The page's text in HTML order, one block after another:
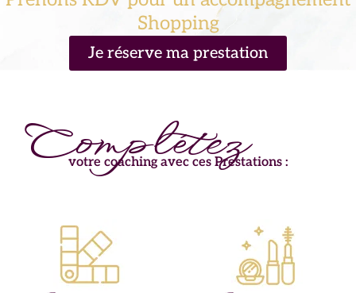
Shopping
Je réserve ma prestation
Complétez
votre coaching avec ces Prestations :